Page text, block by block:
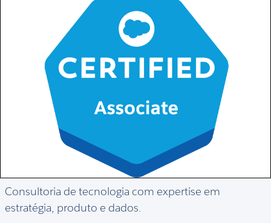
Consultoria de tecnologia com expertise em
estratégia, produto e dados.